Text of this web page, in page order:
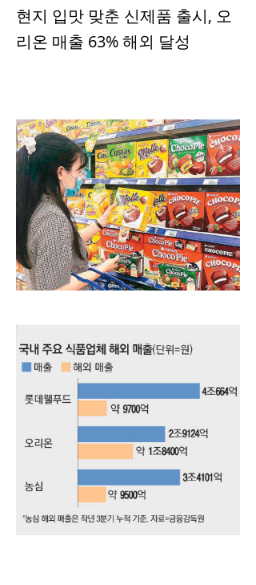
현지 입맛 맞춘 신제품 출시, 오
리온 매출 63% 해외 달성